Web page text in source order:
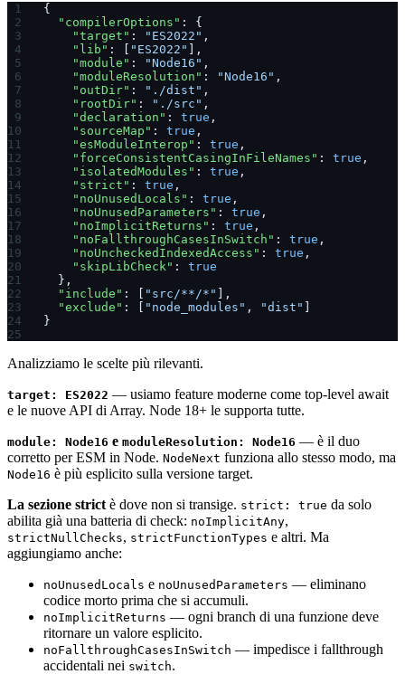
{
  "compilerOptions"
: {
    "target"
: "ES2022" ,
    "lib"
: [ "ES2022"
],
    "module"
: "Node16" ,
    "moduleResolution"
: "Node16" ,
    "outDir"
: "./dist" ,
    "rootDir"
: "./src" ,
    "declaration"
: true ,
    "sourceMap"
: true ,
    "esModuleInterop"
: true ,
    "forceConsistentCasingInFileNames"
: true ,
    "isolatedModules"
: true ,
    "strict"
: true ,
    "noUnusedLocals"
: true ,
    "noUnusedParameters"
: true ,
    "noImplicitReturns"
: true ,
    "noFallthroughCasesInSwitch"
: true ,
    "noUncheckedIndexedAccess"
: true ,
    "skipLibCheck"
: true
  },
  "include"
: [ "src/**/*"
],
  "exclude"
: [ "node_modules" , "dist"
}
Analizziamo le scelte più rilevanti.
target: ES2022 — usiamo feature moderne come top-level await
e le nuove API di Array. Node 18+ le supporta tutte.
module: Node16 e moduleResolution: Node16 — è il duo
corretto per ESM in Node. NodeNext funziona allo stesso modo, ma
Node16 è più esplicito sulla versione target.
La sezione strict è dove non si transige. strict: true da solo
abilita già una batteria di check: noImplicitAny,
strictNullChecks, strictFunctionTypes e altri. Ma
aggiungiamo anche:
noUnusedLocals e noUnusedParameters — eliminano
codice morto prima che si accumuli.
noImplicitReturns — ogni branch di una funzione deve
ritornare un valore esplicito.
noFallthroughCasesInSwitch — impedisce i fallthrough
accidentali nei switch.